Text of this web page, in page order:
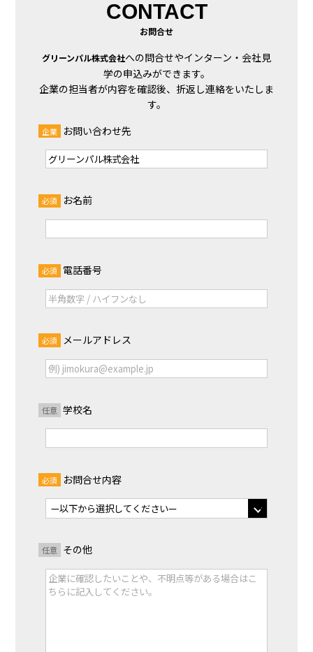
CONTACT
お問合せ
グリーンパル株式会社への問合せやインターン・会社見
学の申込みができます。
企業の担当者が内容を確認後、折返し連絡をいたしま
す。
企業 お問い合わせ先
必須 お名前
必須 電話番号
必須 メールアドレス
任意 学校名
必須 お問合せ内容
任意 その他